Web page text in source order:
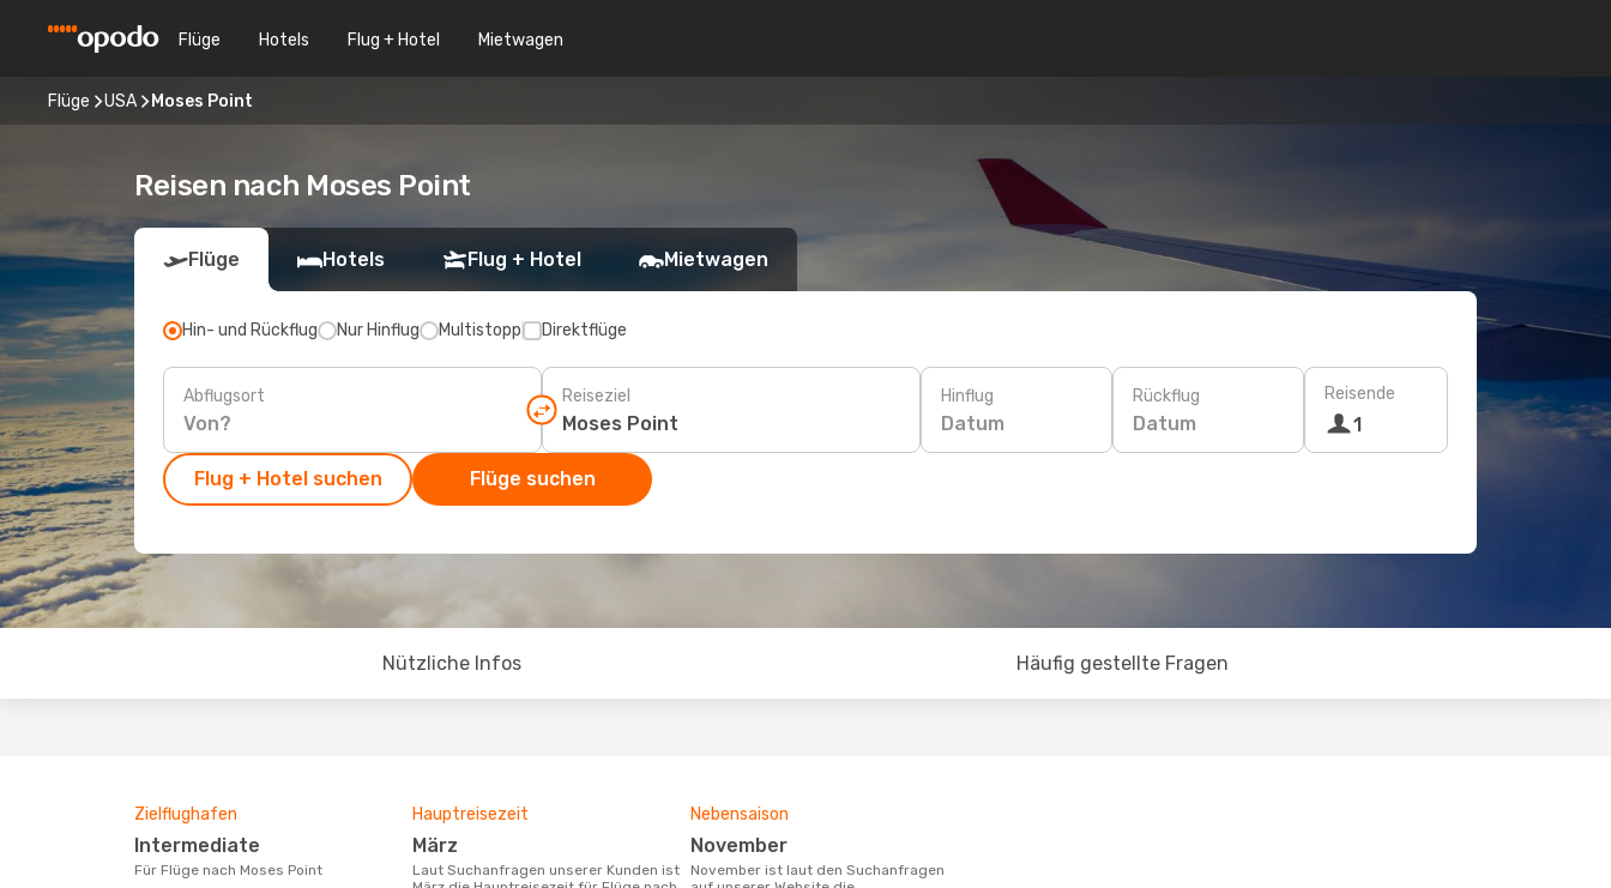
Flüge Hotels Flug + Hotel Mietwagen
Flüge USA Moses Point
Reisen nach Moses Point
Flüge Hotels Flug + Hotel Mietwagen
Hin- und Rückflug Nur Hinflug Multistopp Direktflüge
Abflugsort Reiseziel Hinflug
Datum
Rückflug
Datum
Reisende
1
Flug + Hotel suchen Flüge suchen
Nützliche Infos Häufig gestellte Fragen
Zielflughafen
Intermediate
Für Flüge nach Moses Point
Hauptreisezeit
März
Laut Suchanfragen unserer Kunden ist
Nebensaison
November
November ist laut den Suchanfragen